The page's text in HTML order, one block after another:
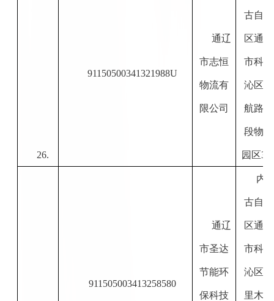
26.
91150500341321988U
通辽
市志恒
物流有
限公司
古自治
区通辽
市科尔
沁区民
航路中
段物流
园区3
911505003413258580
通辽
市圣达
节能环
保科技
内
古自治
区通辽
市科尔
沁区
里木